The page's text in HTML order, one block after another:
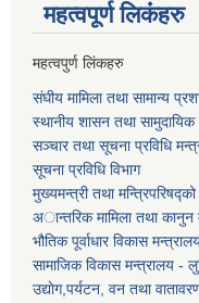
महत्वपूर्ण लि‌कंंहरु
महत्वपुर्ण लिंकहरु
संघीय मामिला तथा सामान्य
स्थानीय शासन तथा सामुदायिक
सञ्चार तथा सूचना प्रविधि
सूचना प्रविधि विभाग
मुख्यमन्त्री तथा
अान्तरिक मामिला तथा कानुन
भौतिक पूर्वाधार विकास
सामाजिक विकास मन्त्रालय -
उद्याेग,पर्यटन, वन तथा